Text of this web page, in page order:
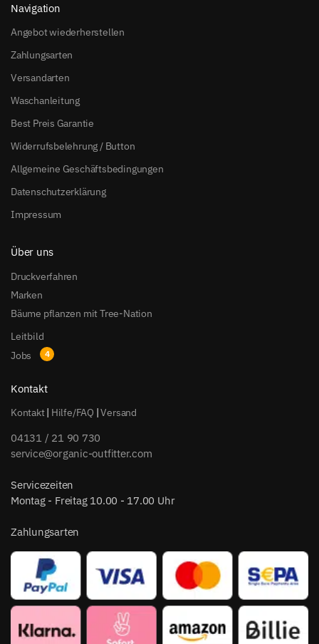
Navigation
Angebot wiederherstellen
Zahlungsarten
Versandarten
Waschanleitung
Best Preis Garantie
Widerrufsbelehrung / Button
Allgemeine Geschäftsbedingungen
Datenschutzerklärung
Impressum
Über uns
Druckverfahren
Marken
Bäume pflanzen mit Tree-Nation
Leitbild
Jobs
Kontakt
Kontakt| Hilfe/FAQ |Versand
04131 / 21 90 730
service@organic-outfitter.com
Servicezeiten
Montag - Freitag 10.00 - 17.00 Uhr
Zahlungsarten